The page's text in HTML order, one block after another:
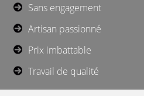
Sans engagement
Artisan passionné
Prix imbattable
Travail de qualité